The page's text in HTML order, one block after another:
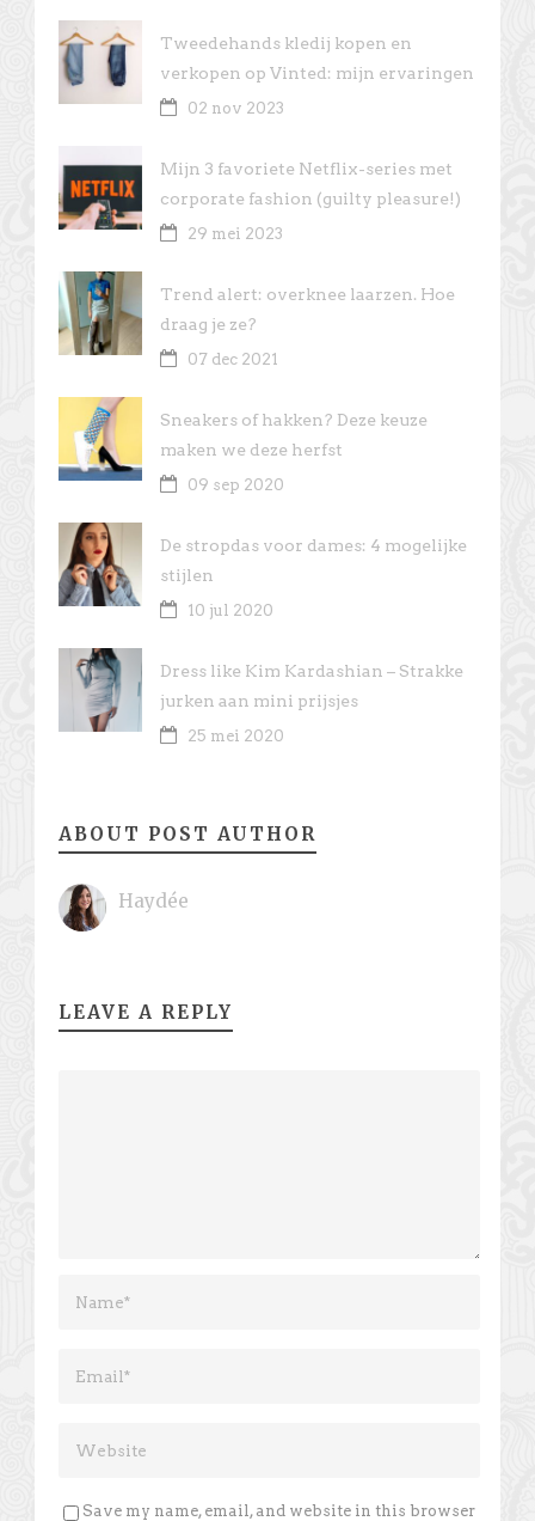
Tweedehands kledij kopen en
verkopen op Vinted: mijn ervaringen
02 nov 2023
Mijn 3 favoriete Netflix-series met
corporate fashion (guilty pleasure!)
29 mei 2023
Trend alert: overknee laarzen. Hoe
draag je ze?
07 dec 2021
Sneakers of hakken? Deze keuze
maken we deze herfst
09 sep 2020
De stropdas voor dames: 4 mogelijke
stijlen
10 jul 2020
Dress like Kim Kardashian – Strakke
jurken aan mini prijsjes
25 mei 2020
ABOUT POST AUTHOR
Haydée
LEAVE A REPLY
Save my name, email, and website in this browser